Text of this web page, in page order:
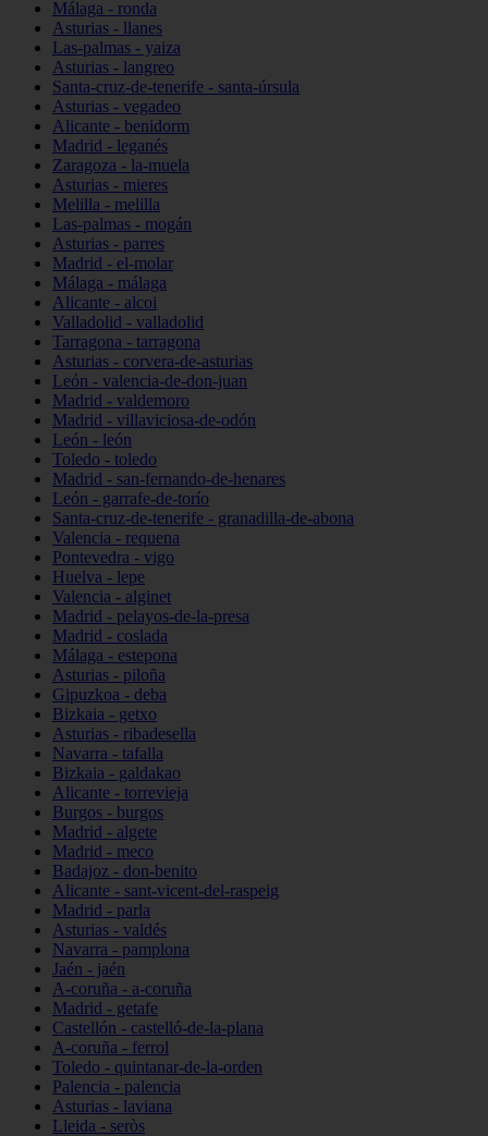
Málaga - ronda
Asturias - llanes
Las-palmas - yaiza
Asturias - langreo
Santa-cruz-de-tenerife - santa-úrsula
Asturias - vegadeo
Alicante - benidorm
Madrid - leganés
Zaragoza - la-muela
Asturias - mieres
Melilla - melilla
Las-palmas - mogán
Asturias - parres
Madrid - el-molar
Málaga - málaga
Alicante - alcoi
Valladolid - valladolid
Tarragona - tarragona
Asturias - corvera-de-asturias
León - valencia-de-don-juan
Madrid - valdemoro
Madrid - villaviciosa-de-odón
León - león
Toledo - toledo
Madrid - san-fernando-de-henares
León - garrafe-de-torío
Santa-cruz-de-tenerife - granadilla-de-abona
Valencia - requena
Pontevedra - vigo
Huelva - lepe
Valencia - alginet
Madrid - pelayos-de-la-presa
Madrid - coslada
Málaga - estepona
Asturias - piloña
Gipuzkoa - deba
Bizkaia - getxo
Asturias - ribadesella
Navarra - tafalla
Bizkaia - galdakao
Alicante - torrevieja
Burgos - burgos
Madrid - algete
Madrid - meco
Badajoz - don-benito
Alicante - sant-vicent-del-raspeig
Madrid - parla
Asturias - valdés
Navarra - pamplona
Jaén - jaén
A-coruña - a-coruña
Madrid - getafe
Castellón - castelló-de-la-plana
A-coruña - ferrol
Toledo - quintanar-de-la-orden
Palencia - palencia
Asturias - laviana
Lleida - seròs